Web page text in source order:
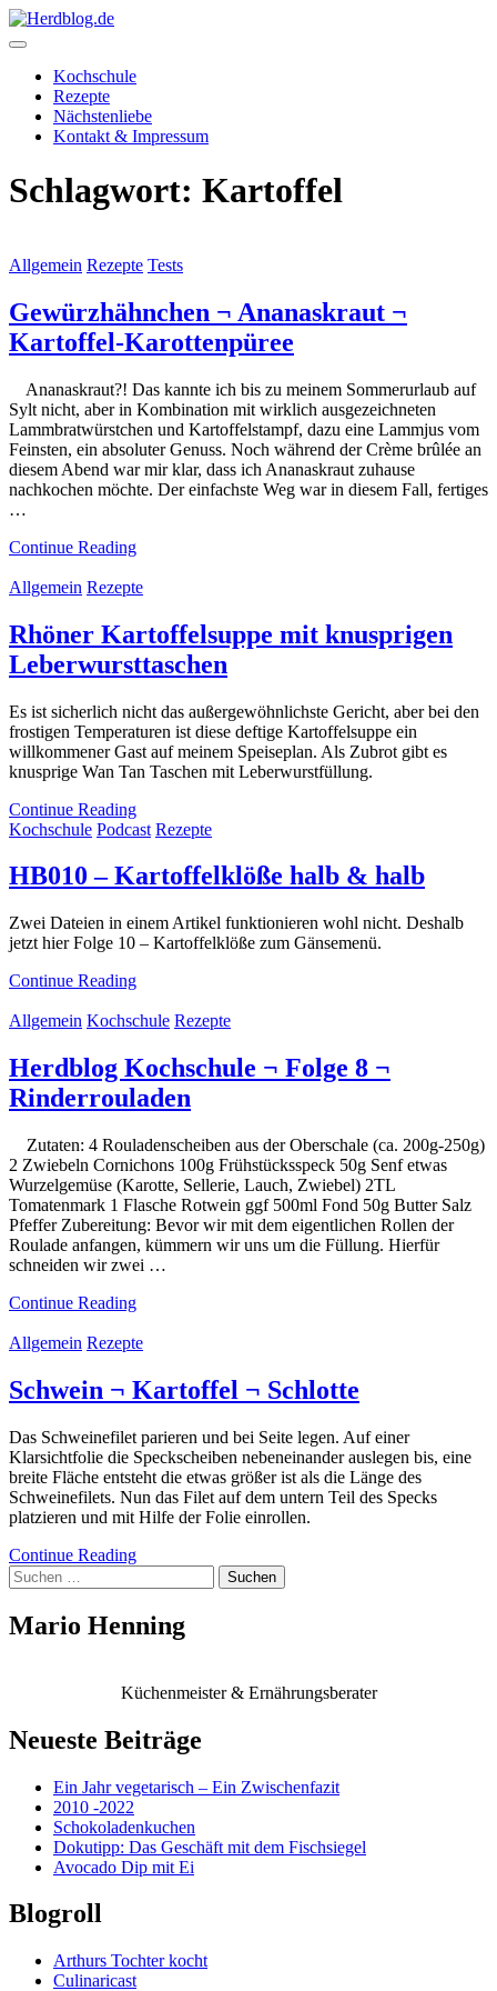
Skip
to
Herdblog.de
Kochschule
Rezepte
Nächstenliebe
Kontakt & Impressum
Schlagwort: Kartoffel
Allgemein Rezepte Tests
Gewürzhähnchen ¬ Ananaskraut ¬
Kartoffel-Karottenpüree
Ananaskraut?! Das kannte ich bis zu meinem Sommerurlaub auf
Sylt nicht, aber in Kombination mit wirklich ausgezeichneten
Lammbratwürstchen und Kartoffelstampf, dazu eine Lammjus vom
Feinsten, ein absoluter Genuss. Noch während der Crème brûlée an
diesem Abend war mir klar, dass ich Ananaskraut zuhause
nachkochen möchte. Der einfachste Weg war in diesem Fall, fertiges
…
Continue Reading
Allgemein Rezepte
Rhöner Kartoffelsuppe mit knusprigen
Leberwursttaschen
Es ist sicherlich nicht das außergewöhnlichste Gericht, aber bei den
frostigen Temperaturen ist diese deftige Kartoffelsuppe ein
willkommener Gast auf meinem Speiseplan. Als Zubrot gibt es
knusprige Wan Tan Taschen mit Leberwurstfüllung.
Continue Reading
Kochschule Podcast Rezepte
HB010 – Kartoffelklöße halb & halb
Zwei Dateien in einem Artikel funktionieren wohl nicht. Deshalb
jetzt hier Folge 10 – Kartoffelklöße zum Gänsemenü.
Continue Reading
Allgemein Kochschule Rezepte
Herdblog Kochschule ¬ Folge 8 ¬
Rinderrouladen
Zutaten: 4 Rouladenscheiben aus der Oberschale (ca. 200g-250g)
2 Zwiebeln Cornichons 100g Frühstücksspeck 50g Senf etwas
Wurzelgemüse (Karotte, Sellerie, Lauch, Zwiebel) 2TL
Tomatenmark 1 Flasche Rotwein ggf 500ml Fond 50g Butter Salz
Pfeffer Zubereitung: Bevor wir mit dem eigentlichen Rollen der
Roulade anfangen, kümmern wir uns um die Füllung. Hierfür
schneiden wir zwei …
Continue Reading
Allgemein Rezepte
Schwein ¬ Kartoffel ¬ Schlotte
Das Schweinefilet parieren und bei Seite legen. Auf einer
Klarsichtfolie die Speckscheiben nebeneinander auslegen bis, eine
breite Fläche entsteht die etwas größer ist als die Länge des
Schweinefilets. Nun das Filet auf dem untern Teil des Specks
platzieren und mit Hilfe der Folie einrollen.
Continue Reading
Suchen
nach:
Mario Henning
Küchenmeister & Ernährungsberater
Neueste Beiträge
Ein Jahr vegetarisch – Ein Zwischenfazit
2010 -2022
Schokoladenkuchen
Dokutipp: Das Geschäft mit dem Fischsiegel
Avocado Dip mit Ei
Blogroll
Arthurs Tochter kocht
Culinaricast